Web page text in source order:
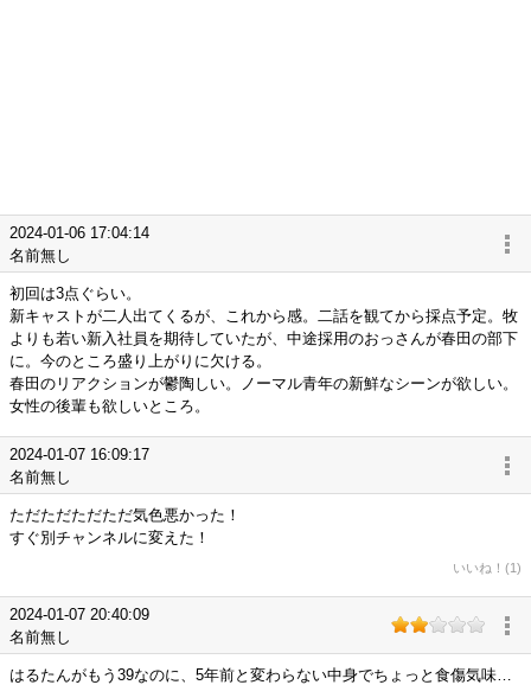
2024-01-06 17:04:14
名前無し
初回は3点ぐらい。
新キャストが二人出てくるが、これから感。二話を観てから採点予定。牧
よりも若い新入社員を期待していたが、中途採用のおっさんが春田の部下
に。今のところ盛り上がりに欠ける。
春田のリアクションが鬱陶しい。ノーマル青年の新鮮なシーンが欲しい。
女性の後輩も欲しいところ。
2024-01-07 16:09:17
名前無し
ただただただただ気色悪かった！
すぐ別チャンネルに変えた！
いいね！(1)
2024-01-07 20:40:09
名前無し
はるたんがもう39なのに、5年前と変わらない中身でちょっと食傷気味…